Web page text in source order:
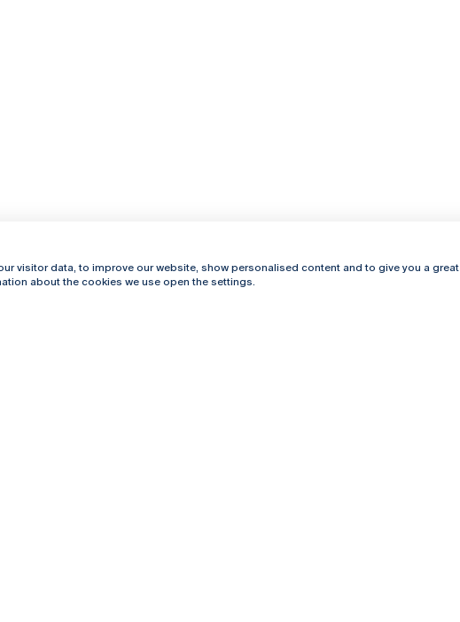
1327
Campus Online
visitor data, to improve our website, show personalised content and to give you a great
about the cookies we use open the settings.